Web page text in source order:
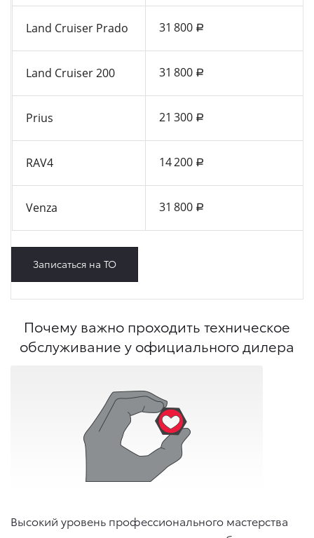
Land Cruiser Prado 31 800 a
Land Cruiser 200 31 800 a
Prius 21 300 a
RAV4 14 200 a
Venza 31 800 a
Записаться на ТО
Почему важно проходить техническое
обслуживание у официального дилера
Высокий уровень профессионального мастерства